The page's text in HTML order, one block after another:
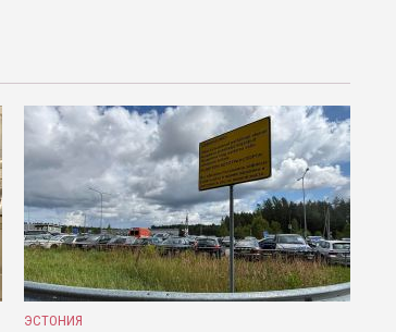
ЭСТОНИЯ